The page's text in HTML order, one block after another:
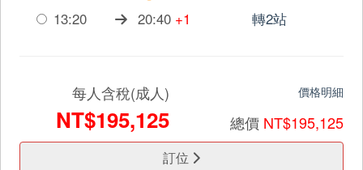
13:20
20:40 +1 轉2站
每人含稅(成人)
NT$195,125
價格明細
總價 NT$195,125
訂位